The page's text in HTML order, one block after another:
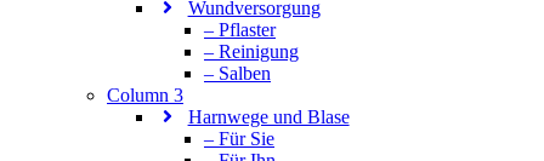
Wundversorgung
– Pflaster
– Reinigung
– Salben
Column 3
Harnwege und Blase
– Für Sie